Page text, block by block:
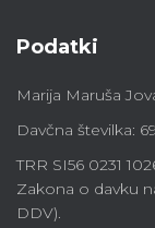
Podatki
Marija Maruša
Davčna številka:
TRR SI56 0231
Zakona o davku
DDV).